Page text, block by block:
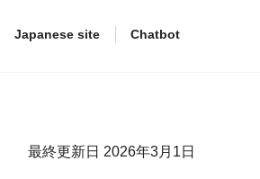
Japanese site Chatbot
最終更新日 2026年3月1日